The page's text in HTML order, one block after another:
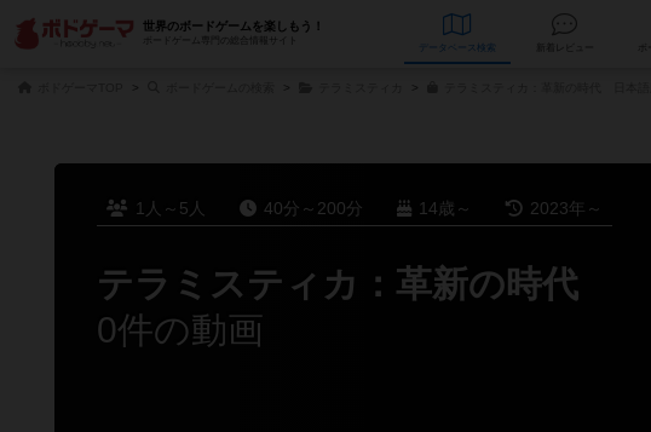
世界のボードゲームを楽しもう！
ボードゲーム専門の総合情報サイト
データベース
1人～5人 40分～200分 14歳～ 2023年～
テラミスティカ：革新の時代
0件の動画